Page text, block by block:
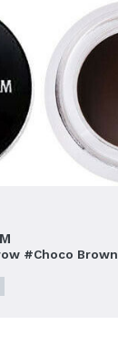
#Choco Brown